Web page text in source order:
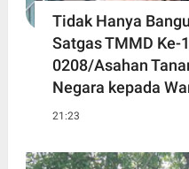
Tidak Hanya
Satgas TMMD Ke-
0208/Asahan
Negara kepada
21:23